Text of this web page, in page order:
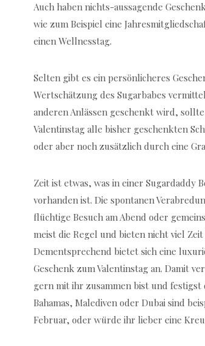
Auch haben nichts-aussagende
wie zum Beispiel eine
einen Wellnesstag.
Selten gibt es ein persönlicheres
Wertschätzung des Sugarbabes
anderen Anlässen geschenkt wird,
Valentinstag alle bisher geschenkten
oder aber noch zusätzlich durch eine
Zeit ist etwas, was in einer Sugardaddy
vorhanden ist. Die spontanen
flüchtige Besuch am Abend oder
meist die Regel und bieten nicht viel
Dementsprechend bietet sich eine
Geschenk zum Valentinstag an. Damit
gern mit ihr zusammen bist und festigst
Bahamas, Malediven oder Dubai sind
Februar, oder würde ihr lieber eine